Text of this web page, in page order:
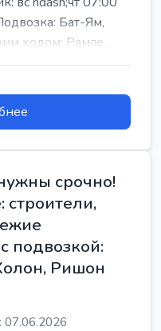
Бат-Ям,
ходом: Рамле...
срочно!
подвозкой:
Ришон
07.06.2026